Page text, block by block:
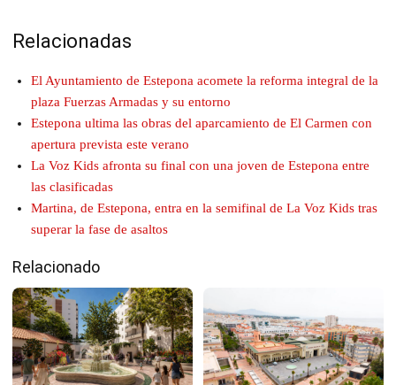
Relacionadas
El Ayuntamiento de Estepona acomete la reforma integral de la
plaza Fuerzas Armadas y su entorno
Estepona ultima las obras del aparcamiento de El Carmen con
apertura prevista este verano
La Voz Kids afronta su final con una joven de Estepona entre
las clasificadas
Martina, de Estepona, entra en la semifinal de La Voz Kids tras
superar la fase de asaltos
Relacionado